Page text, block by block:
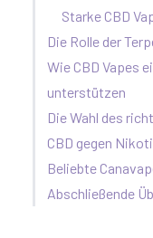
Starke CBD
Die Rolle der
Wie CBD Vapes
unterstützen
Die Wahl des
CBD gegen
Beliebte
Abschließende